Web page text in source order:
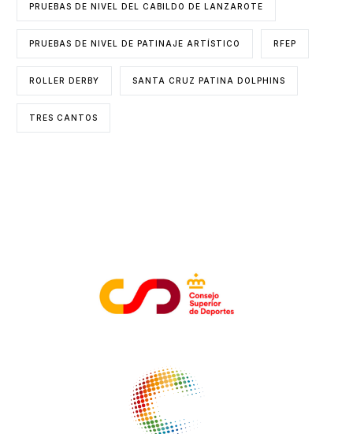
PRUEBAS DE NIVEL DEL CABILDO DE LANZAROTE
PRUEBAS DE NIVEL DE PATINAJE ARTÍSTICO RFEP
ROLLER DERBY SANTA CRUZ PATINA DOLPHINS
TRES CANTOS